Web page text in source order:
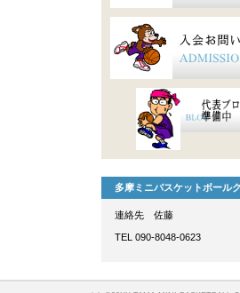
多摩ミニバスケットボール
連絡先 佐藤
TEL 090-8048-0623